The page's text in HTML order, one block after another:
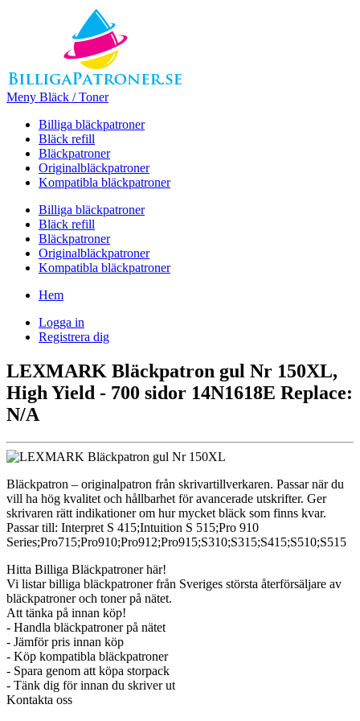
Meny Bläck / Toner
Billiga bläckpatroner
Bläck refill
Bläckpatroner
Originalbläckpatroner
Kompatibla bläckpatroner
Billiga bläckpatroner
Bläck refill
Bläckpatroner
Originalbläckpatroner
Kompatibla bläckpatroner
Hem
Logga in
Registrera dig
LEXMARK Bläckpatron gul Nr 150XL,
High Yield - 700 sidor 14N1618E Replace:
N/A
Bläckpatron – originalpatron från skrivartillverkaren. Passar när du
vill ha hög kvalitet och hållbarhet för avancerade utskrifter. Ger
skrivaren rätt indikationer om hur mycket bläck som finns kvar.
Passar till: Interpret S 415;Intuition S 515;Pro 910
Series;Pro715;Pro910;Pro912;Pro915;S310;S315;S415;S510;S515
Hitta Billiga Bläckpatroner här!
Vi listar billiga bläckpatroner från Sveriges största återförsäljare av
bläckpatroner och toner på nätet.
Att tänka på innan köp!
- Handla bläckpatroner på nätet
- Jämför pris innan köp
- Köp kompatibla bläckpatroner
- Spara genom att köpa storpack
- Tänk dig för innan du skriver ut
Kontakta oss